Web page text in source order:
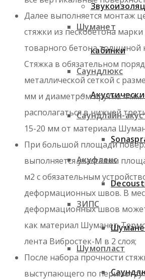
Шуманет
Саундлюкс
Саундлайн-
Акуфлекс
ЗИПС
Шумопласт
кабинки
Далее выполняется монтаж
стяжки из пескобетона
товарного бетона толщиной
Стяжка в обязательном
металлической сеткой с
мм и диаметром прутка 4 мм.
располагаться в нижней
15-20 мм от материала
При большой площади
выполняется участками
м2 с обязательным
деформационных швов. В
деформационных швов
как материал Шуманет-
лента Вибростек-М в 2 слоя;
После набора прочности
выступающего по периметру